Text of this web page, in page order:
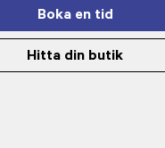
Boka en tid
Hitta din butik